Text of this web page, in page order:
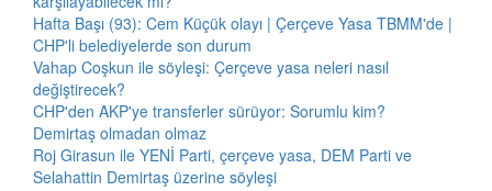
Hafta Başı (93): Cem Küçük olayı | Çerçeve Yasa TBMM'de |
CHP'li belediyelerde son durum
Vahap Coşkun ile söyleşi: Çerçeve yasa neleri nasıl
değiştirecek?
CHP'den AKP'ye transferler sürüyor: Sorumlu kim?
Demirtaş olmadan olmaz
Roj Girasun ile YENİ Parti, çerçeve yasa, DEM Parti ve
Selahattin Demirtaş üzerine söyleşi